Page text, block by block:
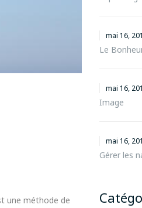
une méthode de
mai 16,
Le
mai 16,
Image
mai 16,
Gérer les